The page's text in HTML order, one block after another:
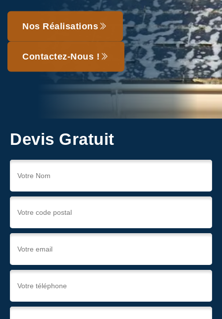
Nos Réalisations
Contactez-Nous !
Devis Gratuit